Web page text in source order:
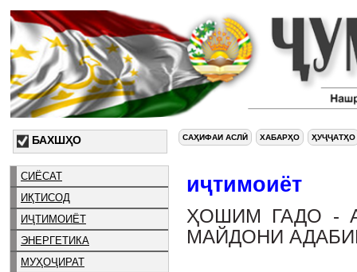
БАХШҲО
СИЁСАТ
ИҚТИСОД
ИҶТИМОИЁТ
ЭНЕРГЕТИКА
МУҲОҶИРАТ
САҲИФАИ АСЛӢ ХАБАРҲО ҲУҶҶАТҲО
иҷтимоиёт
ҲОШИМ ГАДО -
МАЙДОНИ